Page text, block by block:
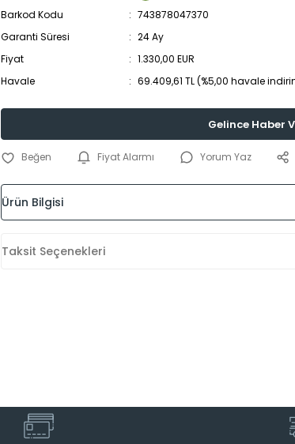
Barkod Kodu
743878047370
Garanti Süresi
24 Ay
Fiyat
1.330,00 EUR
Havale
69.409,61 TL (%5,00 havale
Gelince Haber
Fiyat Alarmı Yorum Yaz
Ürün Bilgisi
Taksit Seçenekleri